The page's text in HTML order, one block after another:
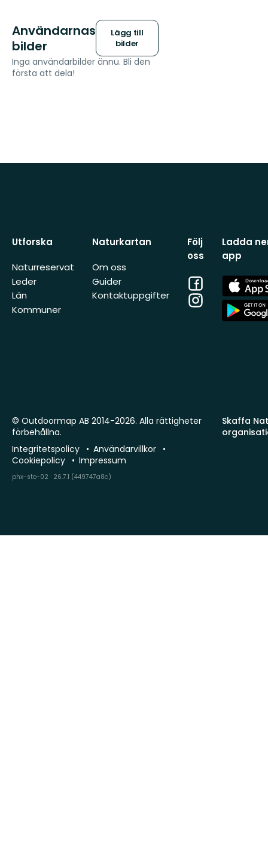
Användarnas
bilder
Lägg till
bilder
Inga användarbilder ännu. Bli den
första att dela!
Utforska
Naturreservat
Leder
Län
Kommuner
Naturkartan
Om oss
Guider
Kontaktuppgifter
Följ
oss
Facebook
Instagram
Ladda
app
App
Store
App
Store
Skaffa
© Outdoormap AB 2014-2026. Alla rättigheter
förbehållna.
Integritetspolicy
Användarvillkor
Cookiepolicy
Impressum
phx-sto-02 · 26.7.1 (449747a8c)